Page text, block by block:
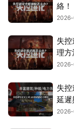
絡！
失
理方
失
延遲